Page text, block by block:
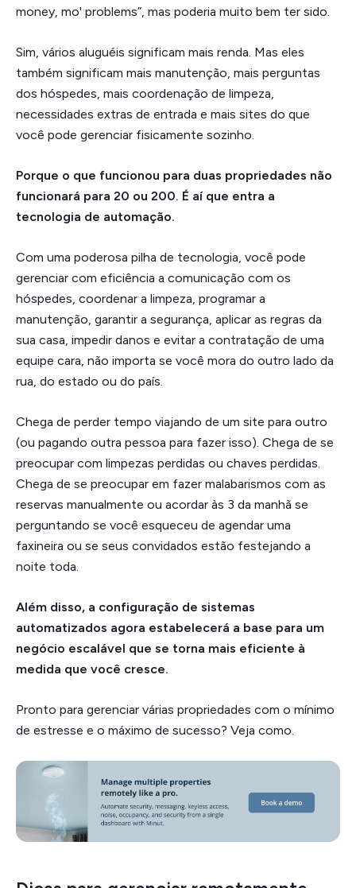
money, mo' problems”, mas poderia muito bem ter sido.
Sim, vários aluguéis significam mais renda. Mas eles
também significam mais manutenção, mais perguntas
dos hóspedes, mais coordenação de limpeza,
necessidades extras de entrada e mais sites do que
você pode gerenciar fisicamente sozinho.
Porque o que funcionou para duas propriedades não
funcionará para 20 ou 200. É aí que entra a
tecnologia de automação.
Com uma poderosa pilha de tecnologia, você pode
gerenciar com eficiência a comunicação com os
hóspedes, coordenar a limpeza, programar a
manutenção, garantir a segurança, aplicar as regras da
sua casa, impedir danos e evitar a contratação de uma
equipe cara, não importa se você mora do outro lado da
rua, do estado ou do país.
Chega de perder tempo viajando de um site para outro
(ou pagando outra pessoa para fazer isso). Chega de se
preocupar com limpezas perdidas ou chaves perdidas.
Chega de se preocupar em fazer malabarismos com as
reservas manualmente ou acordar às 3 da manhã se
perguntando se você esqueceu de agendar uma
faxineira ou se seus convidados estão festejando a
noite toda.
Além disso, a configuração de sistemas
automatizados agora estabelecerá a base para um
negócio escalável que se torna mais eficiente à
medida que você cresce.
Pronto para gerenciar várias propriedades com o mínimo
de estresse e o máximo de sucesso? Veja como.